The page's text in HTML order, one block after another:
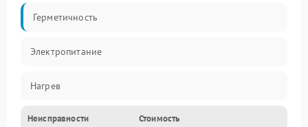
Герметичность
Электропитание
Нагрев
Датчики
Неисправности Стоимость